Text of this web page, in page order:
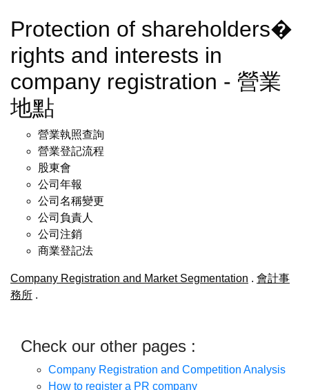
Protection of shareholders�
rights and interests in
company registration - 營業
地點
營業執照查詢
營業登記流程
股東會
公司年報
公司名稱變更
公司負責人
公司注銷
商業登記法
Company Registration and Market Segmentation . 會計事
務所 .
Check our other pages :
Company Registration and Competition Analysis
How to register a PR company